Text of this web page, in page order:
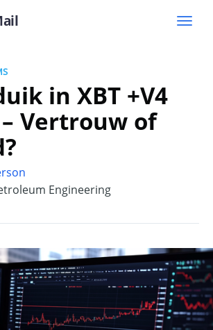
in XBT +V4
Vertrouw of
Engineering